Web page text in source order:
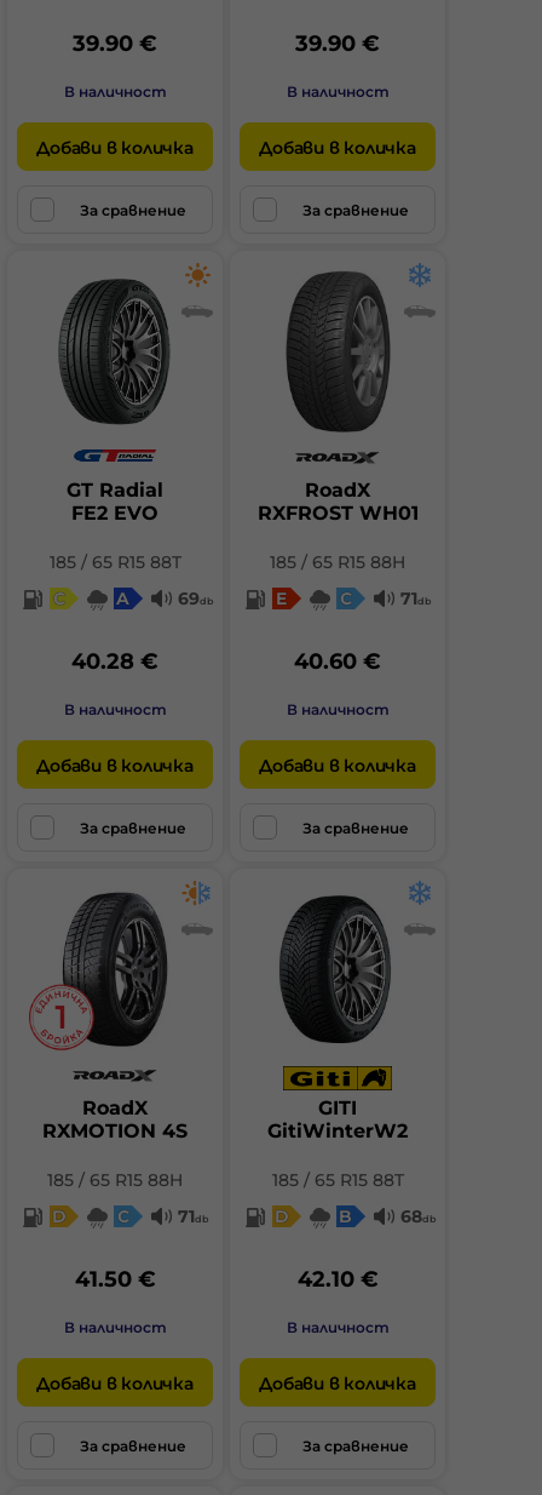
39.90 €
В наличност
Добави в количка
За сравнение
39.90 €
В наличност
Добави в количка
За сравнение
GT Radial
FE2 EVO
185 / 65 R15 88T
C
A 69db
40.28 €
В наличност
Добави в количка
За сравнение
RoadX
RXFROST WH01
185 / 65 R15 88H
E
C 71db
40.60 €
В наличност
Добави в количка
За сравнение
RoadX
RXMOTION 4S
185 / 65 R15 88H
D
C 71db
41.50 €
В наличност
Добави в количка
За сравнение
GITI
GitiWinterW2
185 / 65 R15 88T
D
B 68db
42.10 €
В наличност
Добави в количка
За сравнение